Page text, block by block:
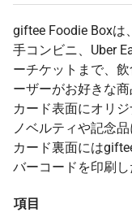
giftee Foodie Boxは
手コンビニ、Uber
ーチケットまで、
ーザーがお好きな商
カード表面にオリ
ノベルティや記念品
カード裏面には
バーコードを印刷し
項目